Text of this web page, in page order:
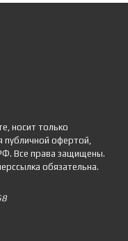
носит только
публичной офертой,
Все права защищены.
обязательна.